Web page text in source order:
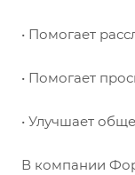
• Помогает
• Помогает
• Улучшает
В компании